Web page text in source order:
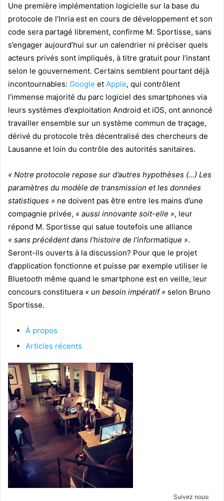
Une première implémentation logicielle sur la base du
protocole de l’Inria est en cours de développement et son
code sera partagé librement, confirme M. Sportisse, sans
s’engager aujourd’hui sur un calendrier ni préciser quels
acteurs privés sont impliqués, à titre gratuit pour l’instant
selon le gouvernement. Certains semblent pourtant déjà
incontournables: Google et Apple, qui contrôlent
l’immense majorité du parc logiciel des smartphones via
leurs systèmes d’exploitation Android et iOS, ont annoncé
travailler ensemble sur un système commun de traçage,
dérivé du protocole très décentralisé des chercheurs de
Lausanne et loin du contrôle des autorités sanitaires.
« Notre protocole repose sur d’autres hypothèses (…) Les
paramètres du modèle de transmission et les données
statistiques » ne doivent pas être entre les mains d’une
compagnie privée, « aussi innovante soit-elle », leur
répond M. Sportisse qui salue toutefois une alliance
« sans précédent dans l’histoire de l’informatique ».
Seront-ils ouverts à la discussion? Pour que le projet
d’application fonctionne et puisse par exemple utiliser le
Bluetooth même quand le smartphone est en veille, leur
concours constituera « un besoin impératif » selon Bruno
Sportisse.
À propos
Articles récents
Suivez nous: